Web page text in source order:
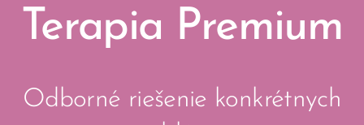
Terapia Premium
Odborné riešenie konkrétnych